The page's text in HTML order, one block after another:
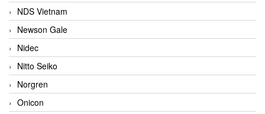
NDS Vietnam
Newson Gale
Nidec
Nitto Seiko
Norgren
Onicon